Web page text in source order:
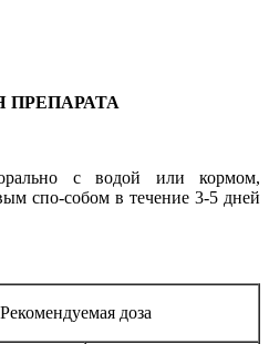
ПРЕПАРАТА
с водой или кормом,
спо-собом в течение 3-5 дней
Рекомендуемая доза